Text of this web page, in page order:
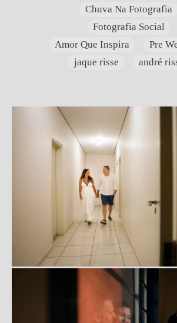
Chuva Na Fotografia
Fotografia Social
Amor Que Inspira
Pre
jaque risse
andré